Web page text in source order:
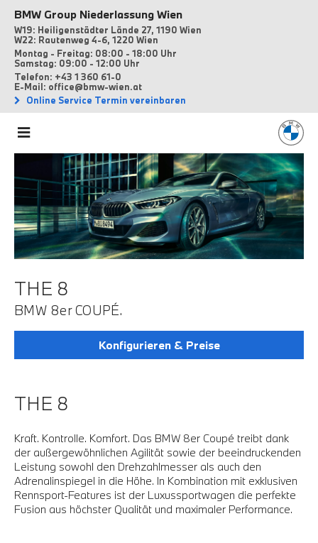
BMW Group Niederlassung Wien
W19: Heiligenstädter Lände 27, 1190 Wien
W22: Rautenweg 4-6, 1220 Wien
Montag - Freitag: 08:00 - 18:00 Uhr
Samstag: 09:00 - 12:00 Uhr
Telefon: +43 1 360 61-0
E-Mail: office@bmw-wien.at
Online Service Termin vereinbaren
THE 8
BMW 8er COUPÉ.
Konfigurieren & Preise
THE 8
Kraft. Kontrolle. Komfort. Das BMW 8er Coupé treibt dank
der außergewöhnlichen Agilität sowie der beeindruckenden
Leistung sowohl den Drehzahlmesser als auch den
Adrenalinspiegel in die Höhe. In Kombination mit exklusiven
Rennsport-Features ist der Luxussportwagen die perfekte
Fusion aus höchster Qualität und maximaler Performance.